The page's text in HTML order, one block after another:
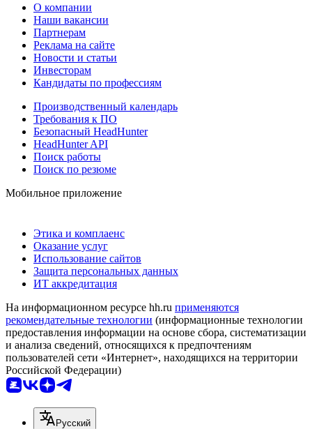
О компании
Наши вакансии
Партнерам
Реклама на сайте
Новости и статьи
Инвесторам
Кандидаты по профессиям
Производственный календарь
Требования к ПО
Безопасный HeadHunter
HeadHunter API
Поиск работы
Поиск по резюме
Мобильное приложение
Этика и комплаенс
Оказание услуг
Использование сайтов
Защита персональных данных
ИТ аккредитация
На информационном ресурсе hh.ru применяются
рекомендательные технологии (информационные технологии
предоставления информации на основе сбора, систематизации
и анализа сведений, относящихся к предпочтениям
пользователей сети «Интернет», находящихся на территории
Российской Федерации)
Русский